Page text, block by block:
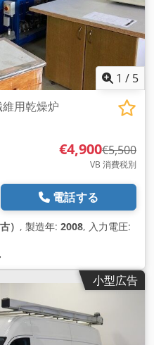
1 / 5
用乾燥炉
€4,900€5,500
VB 消費税別
電話する
） , 製造年: 2008, 入力電圧:
小型広告